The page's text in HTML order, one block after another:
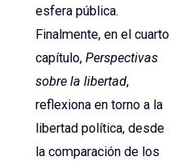
esfera pública.
Finalmente, en el cuarto
capítulo, Perspectivas
sobre la libertad,
reflexiona en torno a la
libertad política, desde
la comparación de los